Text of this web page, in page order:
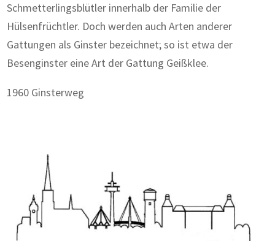
Schmetterlingsblütler innerhalb der Familie der
Hülsenfrüchtler. Doch werden auch Arten anderer
Gattungen als Ginster bezeichnet; so ist etwa der
Besenginster eine Art der Gattung Geißklee.
1960 Ginsterweg